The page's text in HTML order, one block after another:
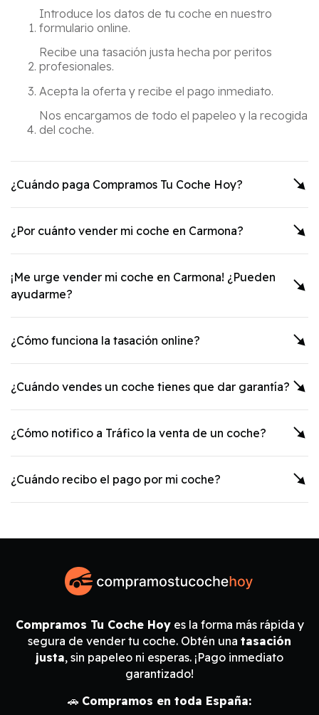
Introduce los datos de tu coche en nuestro
formulario online.
Recibe una tasación justa hecha por peritos
profesionales.
Acepta la oferta y recibe el pago inmediato.
Nos encargamos de todo el papeleo y la recogida
del coche.
¿Cuándo paga Compramos Tu Coche Hoy?
¿Por cuánto vender mi coche en Carmona?
¡Me urge vender mi coche en Carmona! ¿Pueden
ayudarme?
¿Cómo funciona la tasación online?
¿Cuándo vendes un coche tienes que dar garantía?
¿Cómo notifico a Tráfico la venta de un coche?
¿Cuándo recibo el pago por mi coche?
Compramos Tu Coche Hoyes la forma más rápida y
segura de vender tu coche. Obtén una tasación
justa, sin papeleo ni esperas. ¡Pago inmediato
garantizado!
🚗 Compramos en toda España: